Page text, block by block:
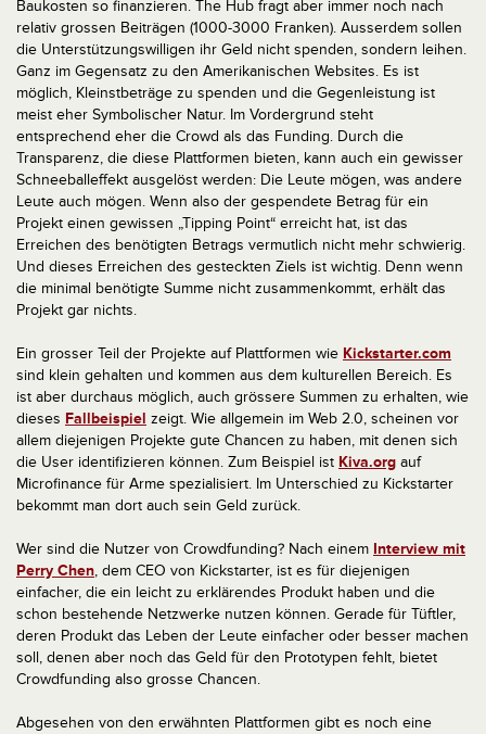
Baukosten so finanzieren. The Hub fragt aber immer noch nach
relativ grossen Beiträgen (1000-3000 Franken). Ausserdem sollen
die Unterstützungswilligen ihr Geld nicht spenden, sondern leihen.
Ganz im Gegensatz zu den Amerikanischen Websites. Es ist
möglich, Kleinstbeträge zu spenden und die Gegenleistung ist
meist eher Symbolischer Natur. Im Vordergrund steht
entsprechend eher die Crowd als das Funding. Durch die
Transparenz, die diese Plattformen bieten, kann auch ein gewisser
Schneeballeffekt ausgelöst werden: Die Leute mögen, was andere
Leute auch mögen. Wenn also der gespendete Betrag für ein
Projekt einen gewissen „Tipping Point“ erreicht hat, ist das
Erreichen des benötigten Betrags vermutlich nicht mehr schwierig.
Und dieses Erreichen des gesteckten Ziels ist wichtig. Denn wenn
die minimal benötigte Summe nicht zusammenkommt, erhält das
Projekt gar nichts.
Ein grosser Teil der Projekte auf Plattformen wie Kickstarter.com
sind klein gehalten und kommen aus dem kulturellen Bereich. Es
ist aber durchaus möglich, auch grössere Summen zu erhalten, wie
dieses Fallbeispiel zeigt. Wie allgemein im Web 2.0, scheinen vor
allem diejenigen Projekte gute Chancen zu haben, mit denen sich
die User identifizieren können. Zum Beispiel ist Kiva.org auf
Microfinance für Arme spezialisiert. Im Unterschied zu Kickstarter
bekommt man dort auch sein Geld zurück.
Wer sind die Nutzer von Crowdfunding? Nach einem Interview mit
Perry Chen, dem CEO von Kickstarter, ist es für diejenigen
einfacher, die ein leicht zu erklärendes Produkt haben und die
schon bestehende Netzwerke nutzen können. Gerade für Tüftler,
deren Produkt das Leben der Leute einfacher oder besser machen
soll, denen aber noch das Geld für den Prototypen fehlt, bietet
Crowdfunding also grosse Chancen.
Abgesehen von den erwähnten Plattformen gibt es noch eine